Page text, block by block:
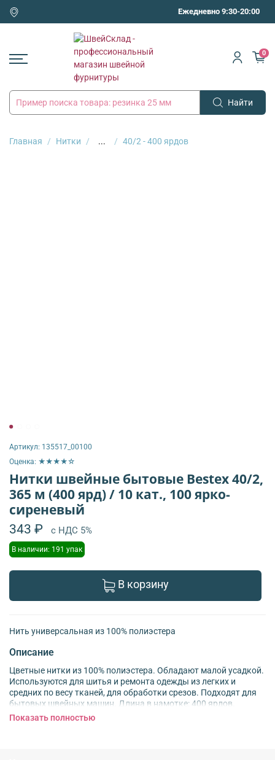
Ежедневно 9:30-20:00
Найти
0
Главная Нитки ... 40/2 - 400 ярдов
Артикул: 135517_00100
Оценка: ★★★★☆
Нитки швейные бытовые Bestex 40/2,
365 м (400 ярд) / 10 кат., 100 ярко-
сиреневый
343 ₽ с НДС 5%
В наличии: 191 упак
В корзину
Нить универсальная из 100% полиэстера
Описание
Цветные нитки из 100% полиэстера. Обладают малой усадкой.
Используются для шитья и ремонта одежды из легких и
средних по весу тканей, для обработки срезов. Подходят для
бытовых швейных машин. Длина в намотке: 400 ярдов.
Толщина нити: 40/2
Показать полностью